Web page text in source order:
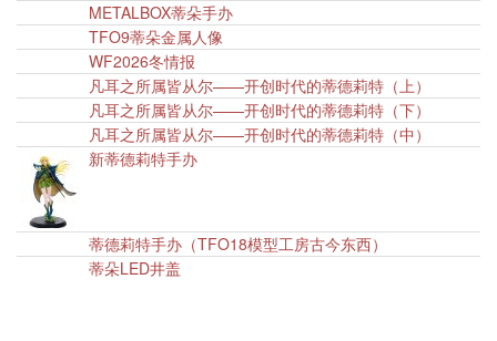
METALBOX蒂朵手办
TFO9蒂朵金属人像
WF2026冬情报
凡耳之所属皆从尔——开创时代的蒂德莉特（上）
凡耳之所属皆从尔——开创时代的蒂德莉特（下）
凡耳之所属皆从尔——开创时代的蒂德莉特（中）
新蒂德莉特手办
蒂德莉特手办（TFO18模型工房古今东西）
蒂朵LED井盖